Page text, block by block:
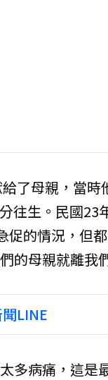
了母親，當
往生。民國23
的情況，但
的母親就離我
LINE
多病痛，這是